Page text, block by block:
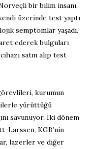
bir bilim insanı,
üzerinde test yaptı
semptomlar yaşadı.
ederek bulguları
satın alıp test
kurumun
yürüttüğü
savunuyor. İki dönem
Larssen, KGB’nin
lazerler ve diğer